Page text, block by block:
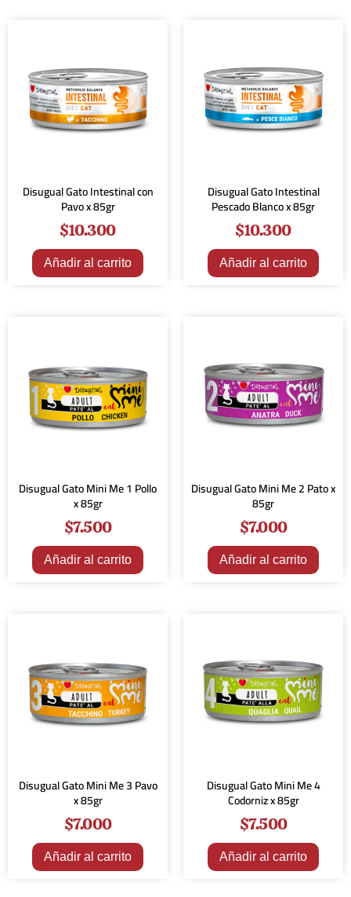
Disugual Gato Intestinal con
Pavo x 85gr
$10.300
Añadir al carrito
Disugual Gato Intestinal
Pescado Blanco x 85gr
$10.300
Añadir al carrito
Disugual Gato Mini Me 1 Pollo
x 85gr
$7.500
Añadir al carrito
Disugual Gato Mini Me 2 Pato x
85gr
$7.000
Añadir al carrito
Disugual Gato Mini Me 3 Pavo
x 85gr
$7.000
Añadir al carrito
Disugual Gato Mini Me 4
Codorniz x 85gr
$7.500
Añadir al carrito